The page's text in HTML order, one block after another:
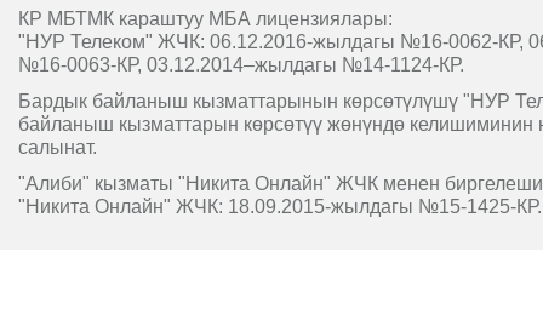
КР МБТМК караштуу МБА лицензиялары:
"НУР Телеком" ЖЧК: 06.12.2016-жылдагы №16-0062-КР,
№16-0063-КР, 03.12.2014–жылдагы №14-1124-КР.
Бардык байланыш кызматтарынын көрсөтүлүшү "НУР
байланыш кызматтарын көрсөтүү жөнүндө келишиминин
салынат.
"Алиби" кызматы "Никита Онлайн" ЖЧК менен
"Никита Онлайн" ЖЧК: 18.09.2015-жылдагы №15-1425-КР.